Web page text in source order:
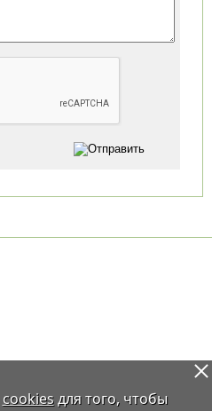
cookiesдля того, чтобы